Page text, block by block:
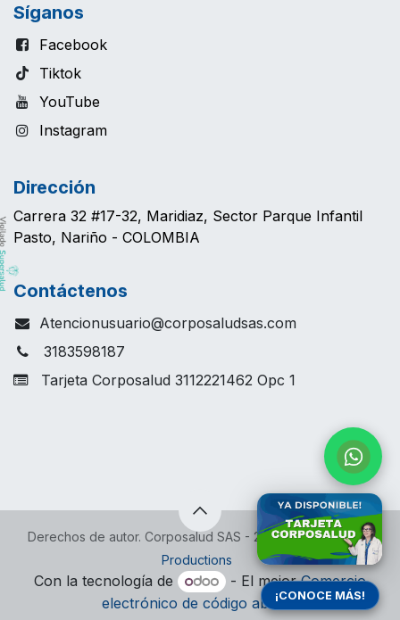
Síganos
Facebook
Tiktok
YouTube
Instagram
Dirección
Carrera 32 #17-32, Maridiaz, Sector Parque Infantil
Pasto, Nariño - COLOMBIA
Contáctenos
Atencionusuario@corposaludsas.com
3183598187
Tarjeta Corposalud 3112221462 Opc 1
​Derechos de autor. Corposalud SAS - 2026 -Colab/ Vibes
Productions
Con la tecnología de - El mejorComercio
electrónico de código abierto¡CONOCE MÁS!